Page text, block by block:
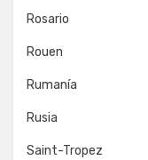
Rosario
Rouen
Rumanía
Rusia
Saint-Tropez